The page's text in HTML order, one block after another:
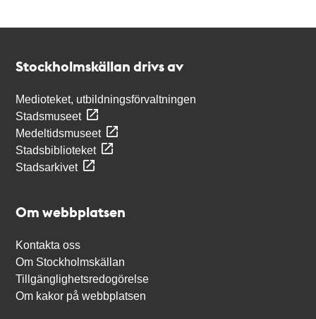
Stockholmskällan drivs av
Medioteket, utbildningsförvaltningen
Stadsmuseet
Medeltidsmuseet
Stadsbiblioteket
Stadsarkivet
Om webbplatsen
Kontakta oss
Om Stockholmskällan
Tillgänglighetsredogörelse
Om kakor på webbplatsen